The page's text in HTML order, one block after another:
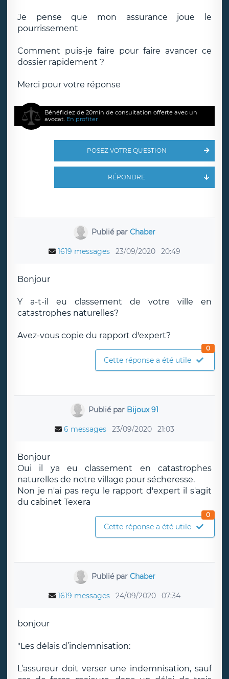
Je pense que mon assurance joue le
pourrissement
Comment puis-je faire pour faire avancer ce
dossier rapidement ?
Merci pour votre réponse
Bénéficiez de 20min de consultation offerte avec un
avocat. En profiter
POSEZ VOTRE QUESTION
RÉPONDRE
Publié parChaber
1619 messages 23/09/2020 20:49
Bonjour
Y a-t-il eu classement de votre ville en
catastrophes naturelles?
Avez-vous copie du rapport d'expert?
Cette réponse a été utile
0
Publié par Bijoux 91
6 messages 23/09/2020 21:03
Bonjour
Oui il ya eu classement en catastrophes
naturelles de notre village pour sécheresse.
Non je n'ai pas reçu le rapport d'expert il s'agit
du cabinet Texera
Cette réponse a été utile
0
Publié parChaber
1619 messages 24/09/2020 07:34
bonjour
"Les délais d’indemnisation:
L’assureur doit verser une indemnisation, sauf